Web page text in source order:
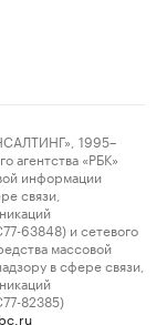
1995–
агентства «РБК»
информации
связи,
63848) и сетевого
массовой
в сфере связи,
82385)